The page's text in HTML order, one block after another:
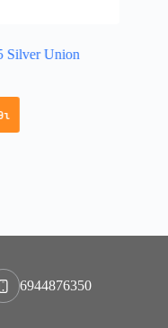
Silver Union
6944876350